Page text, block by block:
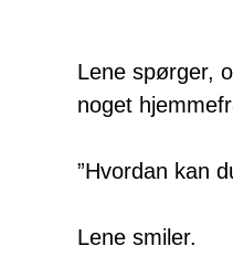
Lene spørger,
noget
”Hvordan kan
Lene smiler.